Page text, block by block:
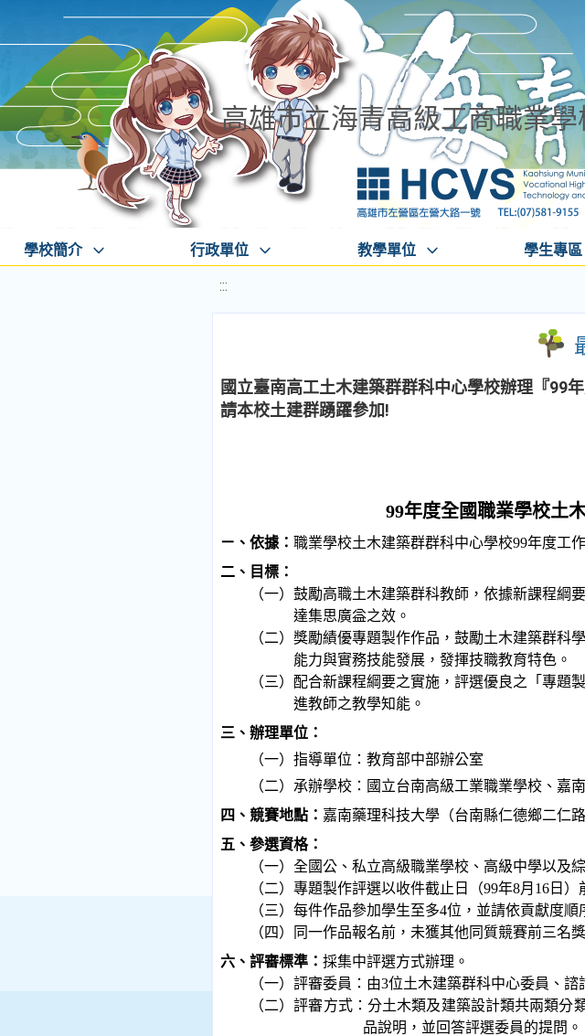
高雄市立海青高級工商職業學
學校簡介 行政單位 教學單位 學生專區
:::
國立臺南高工土木建築群群科中心學校辦理『99
請本校土建群踴躍參加!
99年度全國職業學校土
ㄧ、依據： 職業學校土木建築群群科中心學校99年度工
二、目標：
（一）鼓勵高職土木建築群科教師，依據新課程綱
達集思廣益之效。
（二）獎勵績優專題製作作品，鼓勵土木建築群科
能力與實務技能發展，發揮技職教育特色。
（三）配合新課程綱要之實施，評選優良之「專題
進教師之教學知能。
三、辦理單位：
（一）指導單位：教育部中部辦公室
（二）承辦學校：國立台南高級工業職業學校、嘉
四、競賽地點： 嘉南藥理科技大學（台南縣仁德鄉二仁
五、參選資格：
（一）全國公、私立高級職業學校、高級中學以及
（二）專題製作評選以收件截止日（99年8月 16 日 ）
（三）每件作品參加學生至多4位，並請依貢獻度順
（四）同一作品報名前，未獲其他同質競賽前三名
六、評審標準： 採集中評選方式辦理。
（一）評審委員：由3位土木建築群科中心委員、諮
（二）評審方式：分土木類及建築設計類共兩類
品說明，並回答評選委員的提問。